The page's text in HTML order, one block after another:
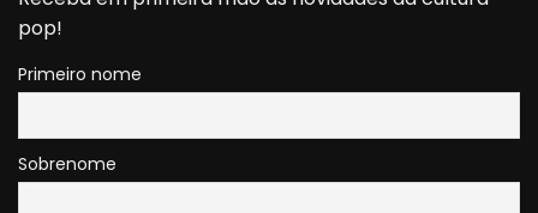
pop!
Primeiro nome
Sobrenome